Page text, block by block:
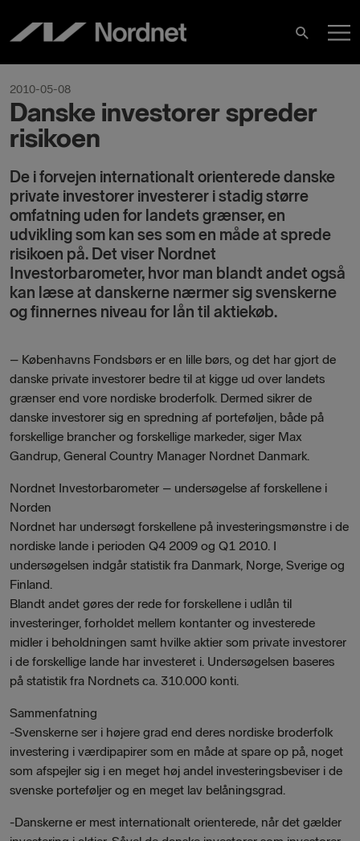
content
Search
2010-05-08
Danske investorer spreder
risikoen
De i forvejen internationalt orienterede danske
private investorer investerer i stadig større
omfatning uden for landets grænser, en
udvikling som kan ses som en måde at sprede
risikoen på. Det viser Nordnet
Investorbarometer, hvor man blandt andet også
kan læse at danskerne nærmer sig svenskerne
og finnernes niveau for lån til aktiekøb.
– Københavns Fondsbørs er en lille børs, og det har gjort de
danske private investorer bedre til at kigge ud over landets
grænser end vore nordiske broderfolk. Dermed sikrer de
danske investorer sig en spredning af porteføljen, både på
forskellige brancher og forskellige markeder, siger Max
Gandrup, General Country Manager Nordnet Danmark.
Nordnet Investorbarometer – undersøgelse af forskellene i
Norden
Nordnet har undersøgt forskellene på investeringsmønstre i de
nordiske lande i perioden Q4 2009 og Q1 2010. I
undersøgelsen indgår statistik fra Danmark, Norge, Sverige og
Finland.
Blandt andet gøres der rede for forskellene i udlån til
investeringer, forholdet mellem kontanter og investerede
midler i beholdningen samt hvilke aktier som private investorer
i de forskellige lande har investeret i. Undersøgelsen baseres
på statistik fra Nordnets ca. 310.000 konti.
Sammenfatning
-Svenskerne ser i højere grad end deres nordiske broderfolk
investering i værdipapirer som en måde at spare op på, noget
som afspejler sig i en meget høj andel investeringsbeviser i de
svenske porteføljer og en meget lav belåningsgrad.
-Danskerne er mest internationalt orienterede, når det gælder